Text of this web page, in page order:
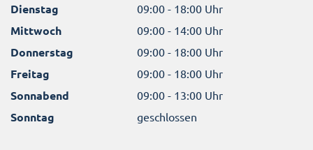
Dienstag 09:00 - 18:00 Uhr
Mittwoch 09:00 - 14:00 Uhr
Donnerstag 09:00 - 18:00 Uhr
Freitag 09:00 - 18:00 Uhr
Sonnabend 09:00 - 13:00 Uhr
Sonntag geschlossen